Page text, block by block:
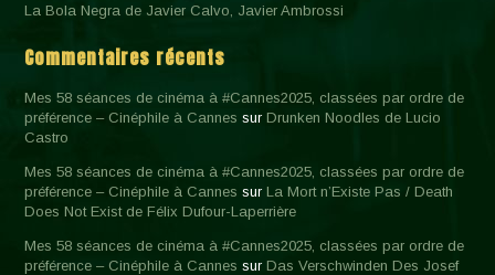
La Bola Negra de Javier Calvo, Javier Ambrossi
Commentaires récents
Mes 58 séances de cinéma à #Cannes2025, classées par ordre de
préférence – Cinéphile à Cannes surDrunken Noodles de Lucio
Castro
Mes 58 séances de cinéma à #Cannes2025, classées par ordre de
préférence – Cinéphile à Cannes surLa Mort n’Existe Pas / Death
Does Not Exist de Félix Dufour-Laperrière
Mes 58 séances de cinéma à #Cannes2025, classées par ordre de
préférence – Cinéphile à Cannes surDas Verschwinden Des Josef